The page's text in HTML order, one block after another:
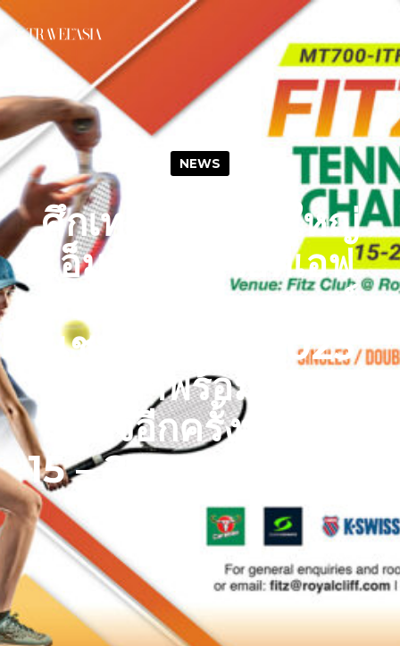
NEWS
ศึกเทนนิสสุดยิ่งใหญ่
เอ็มที 700 ไอทีเอฟ
ฟิตซ์ คลับ มาสเตอร์
แชมเปี้ยนชิพ 2025
กลับมาพร้อมความ
เร้าใจอีกครั้งที่พัทยา
15 – 21 พฤศจิกายนนี้!